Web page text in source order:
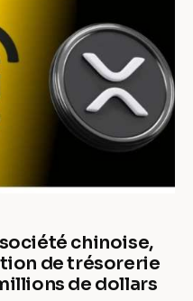
chinoise,
de trésorerie
de dollars